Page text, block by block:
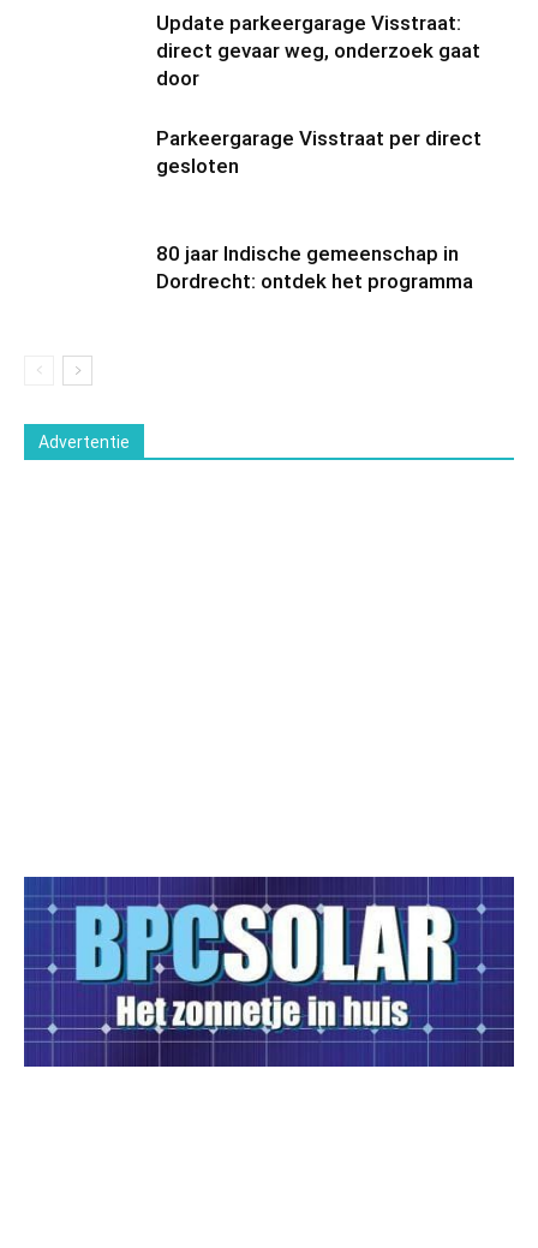
Update parkeergarage Visstraat:
direct gevaar weg, onderzoek gaat
door
Parkeergarage Visstraat per direct
gesloten
80 jaar Indische gemeenschap in
Dordrecht: ontdek het programma
Advertentie